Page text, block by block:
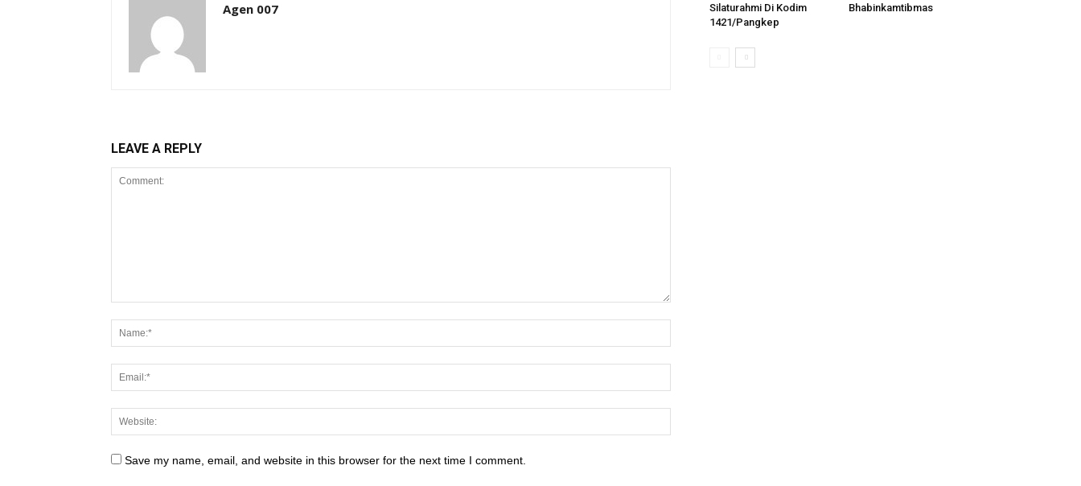
Agen 007
LEAVE A REPLY
Save my name, email, and website in this browser for the next time I comment.
Silaturahmi Di Kodim
1421/Pangkep
Bhabinkamtibmas